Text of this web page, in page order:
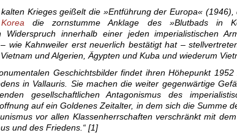
Krieges geißelt die »Entführung der Europa«
die zornstumme Anklage des »Blutbads in
Widerspruch innerhalb einer jeden imperialistischen
wie Kahnweiler erst neuerlich bestätigt hat –
und Algerien, Ägypten und Kuba und wiederum
Geschichtsbilder findet ihren Höhepunkt
in Vallauris. Sie machen die weiter gegenwärtige
gesellschaftlichen Antagonismus des
auf ein Goldenes Zeitalter, in dem sich die Summe
vor allen Klassenherrschaften verschränkt mit
und des Friedens.“ [1]